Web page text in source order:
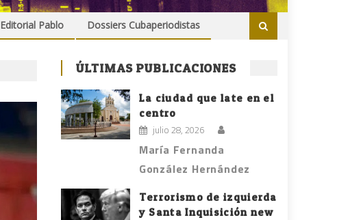
Editorial Pablo Dossiers Cubaperiodistas
ÚLTIMAS PUBLICACIONES
La ciudad que late en el
centro
julio 28, 2026
María Fernanda
González Hernández
Terrorismo de izquierda
y Santa Inquisición new